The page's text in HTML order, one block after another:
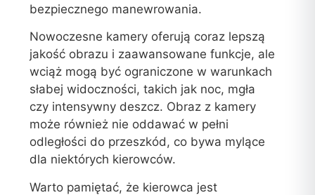
bezpiecznego manewrowania.
Nowoczesne kamery oferują coraz lepszą
jakość obrazu i zaawansowane funkcje, ale
wciąż mogą być ograniczone w warunkach
słabej widoczności, takich jak noc, mgła
czy intensywny deszcz. Obraz z kamery
może również nie oddawać w pełni
odległości do przeszkód, co bywa mylące
dla niektórych kierowców.
Warto pamiętać, że kierowca jest